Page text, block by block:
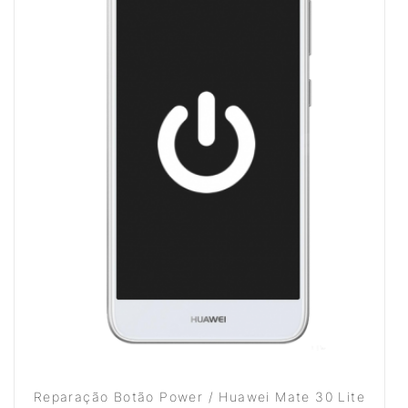
Reparação Botão Power / Huawei Mate 30 Lite